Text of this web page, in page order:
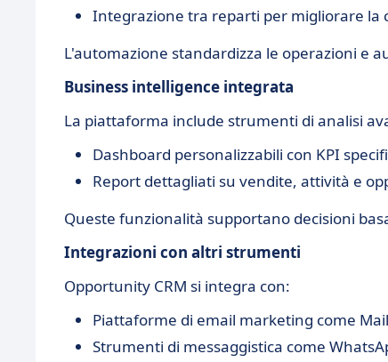
Integrazione tra reparti per migliorare la
L'automazione standardizza le operazioni e
Business intelligence integrata
La piattaforma include strumenti di analisi
Dashboard personalizzabili con KPI
Report dettagliati su vendite, attività e
Queste funzionalità supportano decisioni
Integrazioni con altri strumenti
Opportunity CRM si integra con:
Piattaforme di email marketing come
Strumenti di messaggistica come